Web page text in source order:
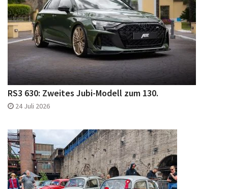
RS3 630: Zweites Jubi-Modell zum 130.
24 Juli 2026